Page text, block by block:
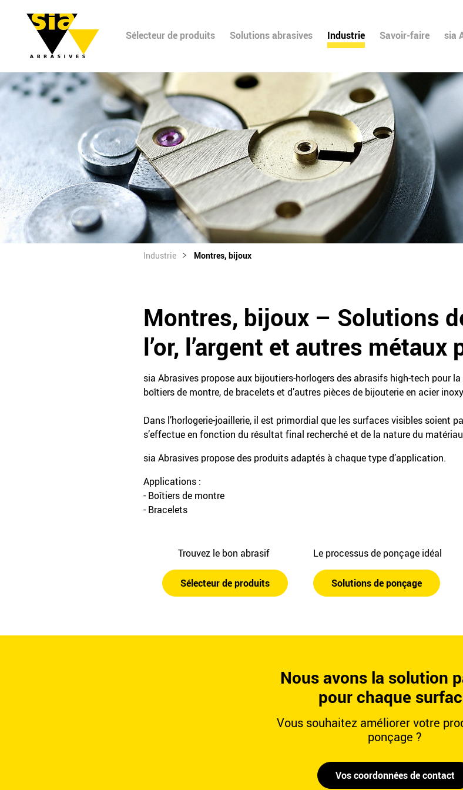
Sélecteur de produits Solutions abrasives Industrie Savoir-faire sia
Industrie Montres, bijoux
Montres, bijoux – Solutions
l’or, l’argent et autres métaux
sia Abrasives propose aux bijoutiers-horlogers des abrasifs high-tech pour
boîtiers de montre, de bracelets et d’autres pièces de bijouterie en acier
Dans l’horlogerie-joaillerie, il est primordial que les surfaces visibles soient
s’effectue en fonction du résultat final recherché et de la nature du
sia Abrasives propose des produits adaptés à chaque type d’application.
Applications :
- Boîtiers de montre
- Bracelets
Trouvez le bon abrasif
Sélecteur de produits
Le processus de ponçage idéal
Solutions de ponçage
Nous avons la solution
pour chaque
Vous souhaitez améliorer votre
ponçage ?
Vos coordonnées de contact